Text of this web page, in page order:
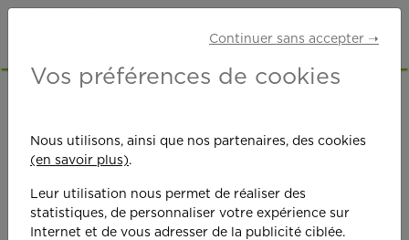
Ouverture d'une
agence APEF à
NANTES EST
Continuer sans accepter ➝
Vos préférences de cookies
Nous utilisons, ainsi que nos partenaires, des cookies
(en savoir plus).
Leur utilisation nous permet de réaliser des
statistiques, de personnaliser votre expérience sur
Internet et de vous adresser de la publicité ciblée.